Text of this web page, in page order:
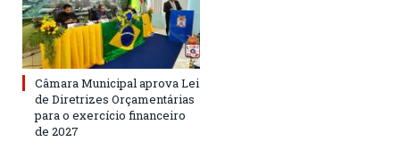
Câmara Municipal aprova Lei
de Diretrizes Orçamentárias
para o exercício financeiro
de 2027